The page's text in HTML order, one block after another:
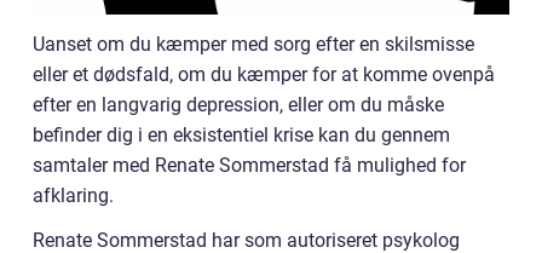
Uanset om du kæmper med sorg efter en skilsmisse
eller et dødsfald, om du kæmper for at komme ovenpå
efter en langvarig depression, eller om du måske
befinder dig i en eksistentiel krise kan du gennem
samtaler med Renate Sommerstad få mulighed for
afklaring.
Renate Sommerstad har som autoriseret psykolog